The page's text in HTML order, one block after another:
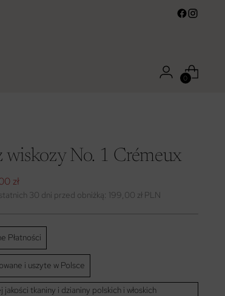
0
wiskozy No. 1 Crémeux
zł
30 dni przed obniżką: 199,00 zł PLN
Płatności
i uszyte w Polsce
jakości tkaniny i dzianiny polskich i włoskich